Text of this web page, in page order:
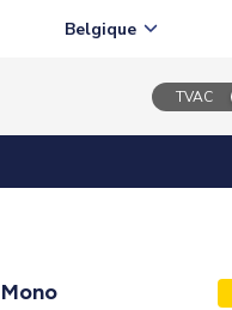
Belgique
TVAC